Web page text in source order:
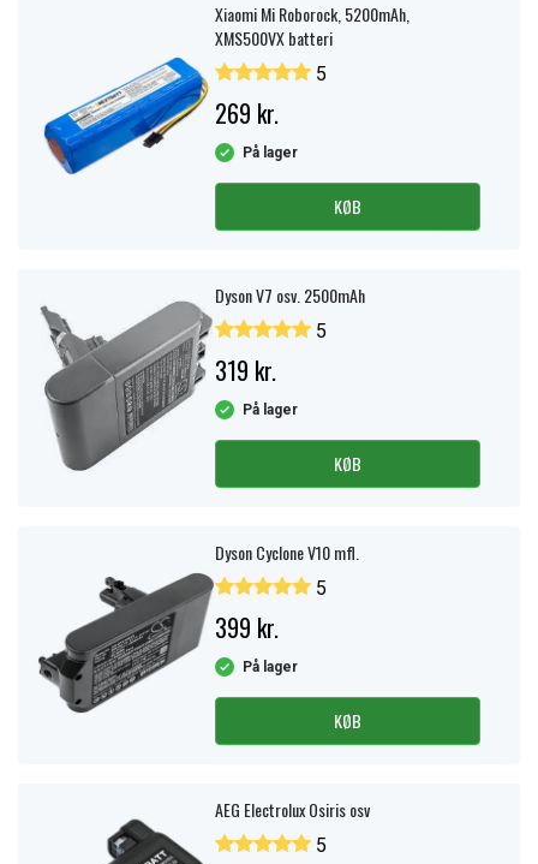
Xiaomi Mi Roborock, 5200mAh,
XMS500VX batteri
5
269 kr.
På lager
KØB
Dyson V7 osv. 2500mAh
5
319 kr.
På lager
KØB
Dyson Cyclone V10 mfl.
5
399 kr.
På lager
KØB
AEG Electrolux Osiris osv
5